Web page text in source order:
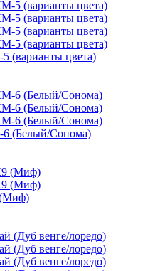
(варианты цвета)
(Белый/Сонома)